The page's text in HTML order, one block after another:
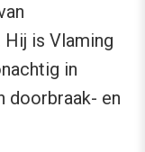
is Vlaming
in
doorbraak- en